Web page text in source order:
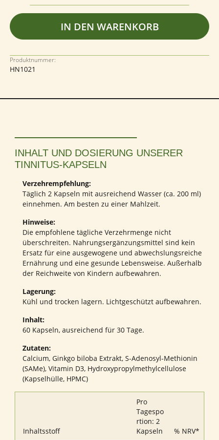
IN DEN WARENKORB
Produktnummer:
HN1021
INHALT UND DOSIERUNG UNSERER
TINNITUS-KAPSELN
Verzehrempfehlung:
Täglich 2 Kapseln mit ausreichend Wasser (ca. 200 ml)
einnehmen. Am besten zu einer Mahlzeit.
Hinweise:
Die empfohlene tägliche Verzehrmenge nicht
überschreiten. Nahrungsergänzungsmittel sind kein
Ersatz für eine ausgewogene und abwechslungsreiche
Ernährung und eine gesunde Lebensweise. Außerhalb
der Reichweite von Kindern aufbewahren.
Lagerung:
Kühl und trocken lagern. Lichtgeschützt aufbewahren.
Inhalt:
60 Kapseln, ausreichend für 30 Tage.
Zutaten:
Calcium, Ginkgo biloba Extrakt, S-Adenosyl-Methionin
(SAMe), Vitamin D3, Hydroxypropylmethylcellulose
(Kapselhülle, HPMC)
Inhaltsstoff
Pro
Tagespo
rtion: 2
Kapseln
% NRV*